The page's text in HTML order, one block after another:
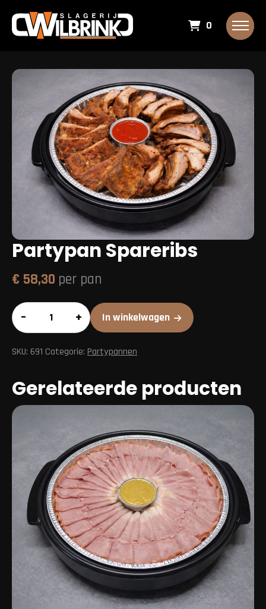
0
Partypan Spareribs
€ 58,30 per pan
Partypan
Spareribs
aantal
– + In winkelwagen
SKU: 691 Categorie: Partypannen
Gerelateerde producten